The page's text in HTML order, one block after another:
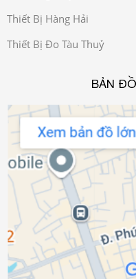
Thiết Bị Hàng Hải
Thiết Bị Đo Tàu Thuỷ
BẢN